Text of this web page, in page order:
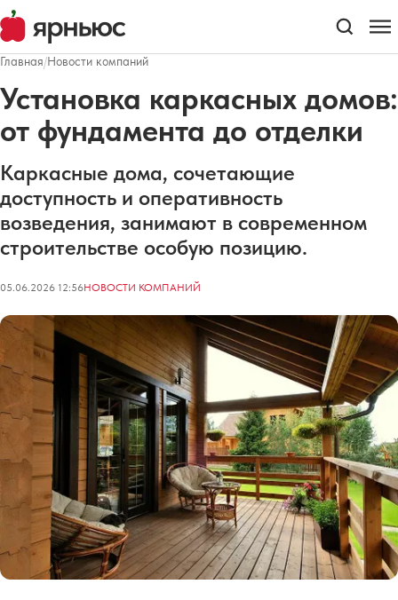
Главная/Новости компаний
Установка каркасных домов:
от фундамента до отделки
Каркасные дома, сочетающие
доступность и оперативность
возведения, занимают в современном
строительстве особую позицию.
05.06.2026 12:56НОВОСТИ КОМПАНИЙ